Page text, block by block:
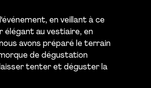
en veillant à ce
élégant au vestiaire, en
avons préparé le terrain
de dégustation
laisser tenter et déguster la